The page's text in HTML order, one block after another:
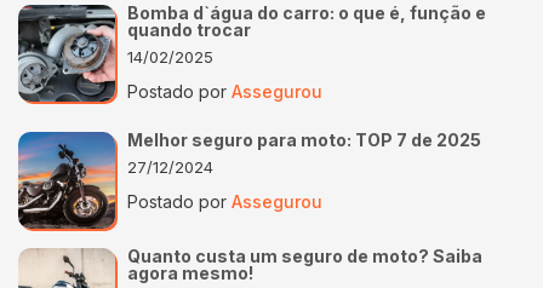
Bomba d`água do carro: o que é, função e
quando trocar
14/02/2025
Postado por Assegurou
Melhor seguro para moto: TOP 7 de 2025
27/12/2024
Postado por Assegurou
Quanto custa um seguro de moto? Saiba
agora mesmo!